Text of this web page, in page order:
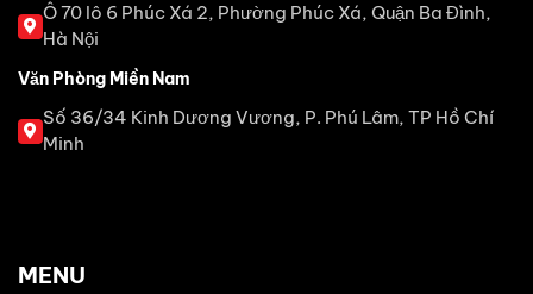
Ô 70 lô 6 Phúc Xá 2, Phường Phúc Xá, Quận Ba Đình,
Hà Nội
Văn Phòng Miền Nam
Số 36/34 Kinh Dương Vương, P. Phú Lâm, TP Hồ Chí
Minh
MENU